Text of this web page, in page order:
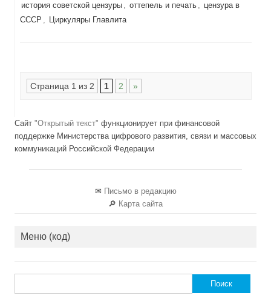
история советской цензуры , оттепель и печать , цензура в
СССР , Циркуляры Главлита
Навигация по записям
Страница 1 из 2 1 2 »
Сайт "Открытый текст" функционирует при финансовой
поддержке Министерства цифрового развития, связи и массовых
коммуникаций Российской Федерации
✉ Письмо в редакцию
🔎 Карта сайта
Меню (код)